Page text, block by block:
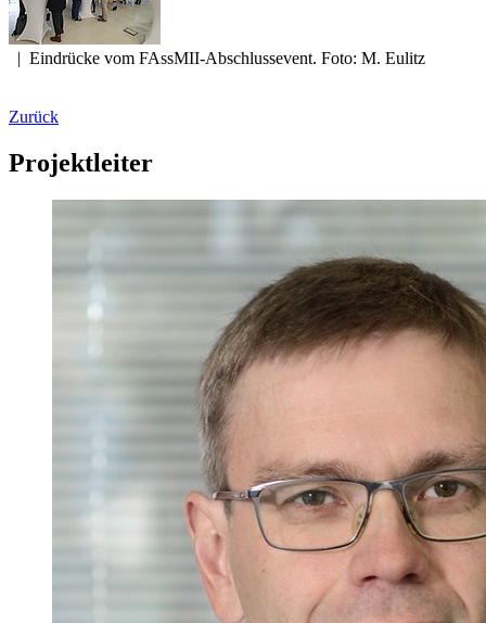
| Eindrücke vom FAssMII-Abschlussevent. Foto: M. Eulitz
Zurück
Projektleiter